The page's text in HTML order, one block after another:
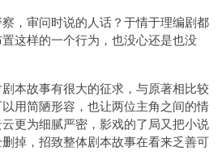
，审问时说的人话？于情于理编剧都
这样的一个行为，也没心还是也没
本故事有很大的征求，与原著相比较
用简陋形容，也让两位主角之间的情
更为细腻严密，影戏的了局又把小说
掉，招致整体剧本故事在看来乏善可